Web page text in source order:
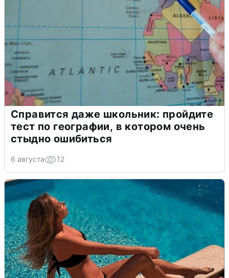
Справится даже школьник: пройдите
тест по географии, в котором очень
стыдно ошибиться
6 августа 12